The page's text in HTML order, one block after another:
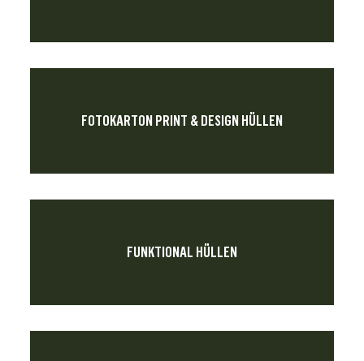
FOTOKARTON PRINT & DESIGN HÜLLEN
FUNKTIONAL HÜLLEN